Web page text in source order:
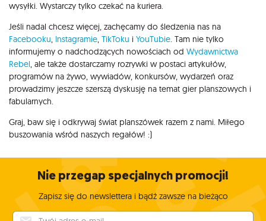
wysyłki. Wystarczy tylko czekać na kuriera.
Jeśli nadal chcesz więcej, zachęcamy do śledzenia nas na
Facebooku, Instagramie, TikToku i YouTubie. Tam nie tylko
informujemy o nadchodzących nowościach od Wydawnictwa
Rebel, ale także dostarczamy rozrywki w postaci artykułów,
programów na żywo, wywiadów, konkursów, wydarzeń oraz
prowadzimy jeszcze szerszą dyskusję na temat gier planszowych i
fabularnych.
Graj, baw się i odkrywaj świat planszówek razem z nami. Miłego
buszowania wśród naszych regałów! :)
Nie przegap specjalnych promocji!
Zapisz się do newslettera i bądź zawsze na bieżąco